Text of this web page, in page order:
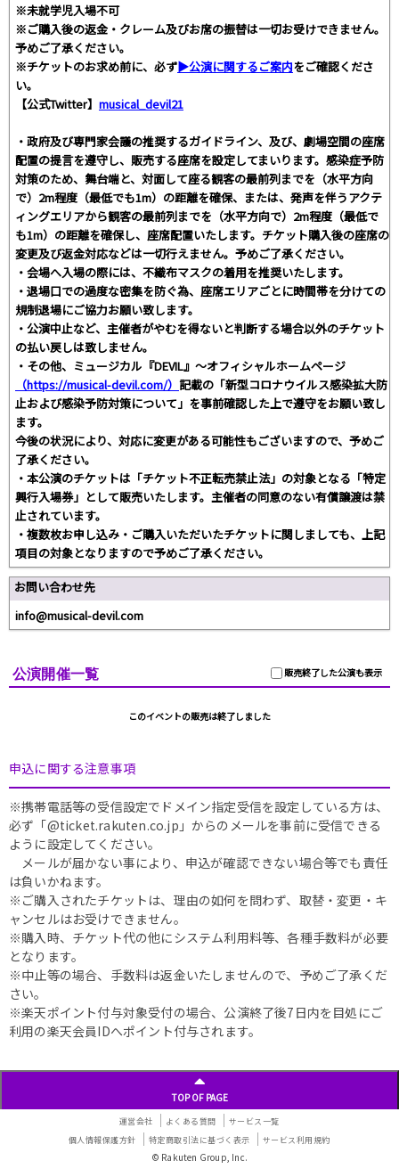
※未就学児入場不可
※ご購入後の返金・クレーム及びお席の振替は一切お受けできません。
予めご了承ください。
※チケットのお求め前に、必ず▶︎公演に関するご案内をご確認くださ
い。
【公式Twitter】 musical_devil21
・政府及び専門家会議の推奨するガイドライン、及び、劇場空間の座席
配置の提言を遵守し、販売する座席を設定してまいります。感染症予防
対策のため、舞台端と、対面して座る観客の最前列までを（水平方向
で）2m程度（最低でも1m）の距離を確保、または、発声を伴うアクテ
ィングエリアから観客の最前列までを（水平方向で）2m程度（最低で
も1m）の距離を確保し、座席配置いたします。チケット購入後の座席の
変更及び返金対応などは一切行えません。予めご了承ください。
・会場へ入場の際には、不織布マスクの着用を推奨いたします。
・退場口での過度な密集を防ぐ為、座席エリアごとに時間帯を分けての
規制退場にご協力お願い致します。
・公演中止など、主催者がやむを得ないと判断する場合以外のチケット
の払い戻しは致しません。
・その他、ミュージカル『DEVIL』〜オフィシャルホームページ
（https://musical-devil.com/） 記載の「新型コロナウイルス感染拡大防
止および感染予防対策について」を事前確認した上で遵守をお願い致し
ます。
今後の状況により、対応に変更がある可能性もございますので、予めご
了承ください。
・本公演のチケットは「チケット不正転売禁止法」の対象となる「特定
興行入場券」として販売いたします。主催者の同意のない有償譲渡は禁
止されています。
・複数枚お申し込み・ご購入いただいたチケットに関しましても、上記
項目の対象となりますので予めご了承ください。
お問い合わせ先
info@musical-devil.com
販売終了した公演も表示
公演開催一覧
このイベントの販売は終了しました
申込に関する注意事項
※携帯電話等の受信設定でドメイン指定受信を設定している方は、
必ず「@ticket.rakuten.co.jp」からのメールを事前に受信できる
ように設定してください。
メールが届かない事により、申込が確認できない場合等でも責任
は負いかねます。
※ご購入されたチケットは、理由の如何を問わず、取替・変更・キ
ャンセルはお受けできません。
※購入時、チケット代の他にシステム利用料等、各種手数料が必要
となります。
※中止等の場合、手数料は返金いたしませんので、予めご了承くだ
さい。
※楽天ポイント付与対象受付の場合、公演終了後7日内を目処にご
利用の楽天会員IDへポイント付与されます。
TOP OF PAGE
運営会社 よくある質問
サービス一覧
個人情報保護方針
特定商取引法に基づく表示 サービス利用規約
© Rakuten Group, Inc.